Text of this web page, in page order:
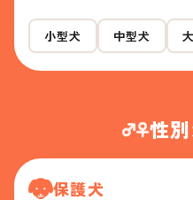
小型犬 中型犬
性
保護犬